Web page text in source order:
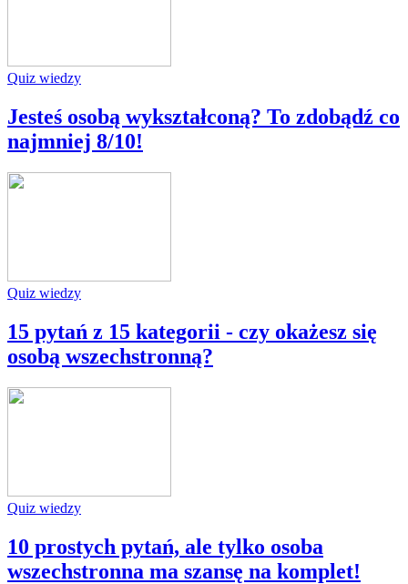
Quiz wiedzy
Jesteś osobą wykształconą? To zdobądź co
najmniej 8/10!
Quiz wiedzy
15 pytań z 15 kategorii - czy okażesz się
osobą wszechstronną?
Quiz wiedzy
10 prostych pytań, ale tylko osoba
wszechstronna ma szansę na komplet!